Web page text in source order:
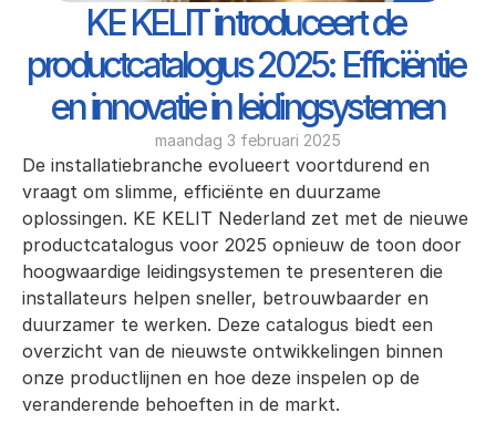
KE KELIT introduceert de
productcatalogus 2025: Efficiëntie
en innovatie in leidingsystemen
maandag 3 februari 2025
De installatiebranche evolueert voortdurend en
vraagt om slimme, efficiënte en duurzame
oplossingen. KE KELIT Nederland zet met de nieuwe
productcatalogus voor 2025 opnieuw de toon door
hoogwaardige leidingsystemen te presenteren die
installateurs helpen sneller, betrouwbaarder en
duurzamer te werken. Deze catalogus biedt een
overzicht van de nieuwste ontwikkelingen binnen
onze productlijnen en hoe deze inspelen op de
veranderende behoeften in de markt.